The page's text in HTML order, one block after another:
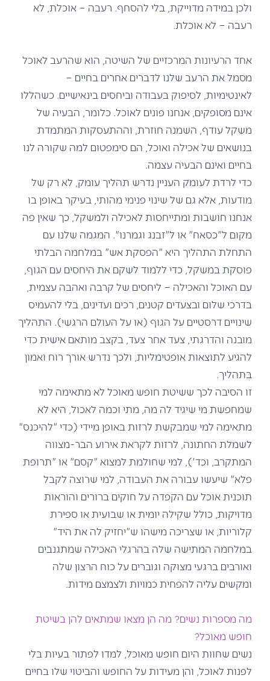
ולכן במידה מדוייקת, בלי להסחף. רעבה – אוכלת, לא
רעבה – לא אוכלת.
אחד הרעיונות המרכזיים של השיטה, הוא שהרעב לאוכל
מסמל את הרעב שלנו לדברים אחרים בחיים –
לאינטימיות, לסיפוק בעבודה וביחסים בינאישיים. כשהללו
אינם מסופקים, אנחנו פונים לאוכל. כלומר, הבעיה של
משקל עודף, השמנה חוזרת, וההתעסקות המתמדת
בנושאים של אכילה ואוכל, הם סימפטום למה שקורה לנו
בחיים ואינם הבעיה עצמה.
כדי לרדת לעומק העניין נדרש תהליך עומק, לא רק של
מודעות, אלא גם של שינוי פנימי מהותי, בעיקר באופן בו
אנחנו חושבות ומתייחסות לאכילה ולמשקל, כך שאין פה
מקום ל"כסאח" או ל"זבנג וגמרנו". המגמה שלנו עם
התחלת התהליך היא "הפסקת אש" במלחמה הבלתי
פוסקת במשקל, כדי ללמוד לשקם את היחסים עם הגוף,
עם האוכל והאכילה – ליחסים של קרבה ואהבה עצמית,
בדרכי שלום ובצעדים קטנים, רכים ועדינים, בלי להעמיס
שינויים דרסטיים על הגוף (או על העולם הרגשי). התהליך
מובנה והדרגתי, צעד אחר צעד, בקצב מותאם אישית כדי
להגיע לתוצאות אופטימליות, ולכך נדרש אורך רוח ואמון
בְּתהליך.
זו הסיבה לכך ששיטת חופש מאוכל לא מתאימה למי
שמחפשת מי שיגיד לה מה, מתי וכמה לאכול, היא לא
מתאימה למי שמבקשת לרזות באופן מיידי (כדי "להיכנס"
לשמלת החתונה, לרזות לקראת אירוע הבר-מצווה
המתקרב, וכד'), למי שחולמת למצוא "קסם" או "תרופת
פלא" שיעשו עבורה את העבודה, למי שרוצה לקבל
תוכנית אוכל עם הקפדה על חוקים ברורים והוראות
מדויקות, כולל שקילה יומית או שבועית או ספירת
קלוריות, או שצריכה מישהו ש"יחזיק לה את היד"
במלחמה המתישה שלה בהרגלי האכילה שמתגנבים
ואורבים ברגעי מצוקה וגוברים על כוח הרצון שלה
ומקשים עליה להפחית כמויות ולצמצם מידות.
מה מספרות נשים? מה הן מצאו שמתאים להן בשיטת
חופש מאוכל?
נשים שחוות היום חופש מאוכל, למדו לפתור בעיות בלי
לפנות לאוכל, והן מעידות על החופש והביטוי שלו בחיים